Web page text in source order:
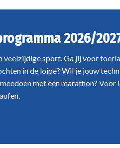
2026/
veelzijdige sport. Ga jij voor
in de loipe? Wil je jouw
met een marathon? Voor